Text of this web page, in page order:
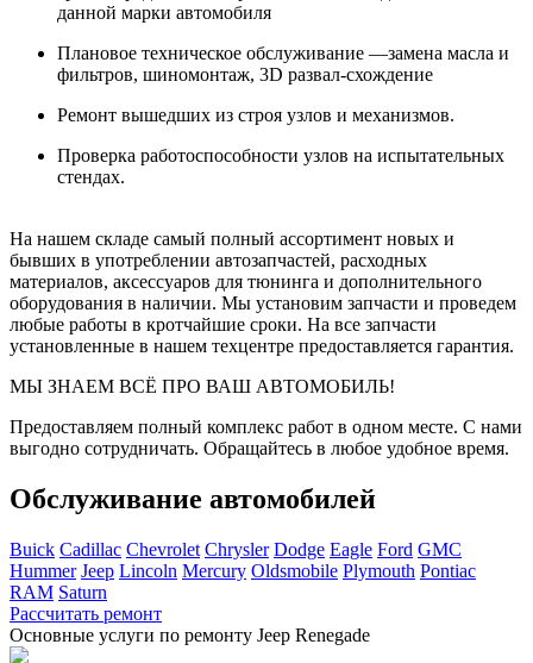
данной марки автомобиля
Плановое техническое обслуживание —замена масла и
фильтров, шиномонтаж, 3D развал-схождение
Ремонт вышедших из строя узлов и механизмов.
Проверка работоспособности узлов на испытательных
стендах.
На нашем складе самый полный ассортимент новых и
бывших в употреблении автозапчастей, расходных
материалов, аксессуаров для тюнинга и дополнительного
оборудования в наличии. Мы установим запчасти и проведем
любые работы в кротчайшие сроки. На все запчасти
установленные в нашем техцентре предоставляется гарантия.
МЫ ЗНАЕМ ВСЁ ПРО ВАШ АВТОМОБИЛЬ!
Предоставляем полный комплекс работ в одном месте. С нами
выгодно сотрудничать. Обращайтесь в любое удобное время.
Обслуживание автомобилей
Buick Cadillac Chevrolet Chrysler Dodge Eagle Ford GMC
Hummer Jeep Lincoln Mercury Oldsmobile Plymouth Pontiac
RAM Saturn
Рассчитать ремонт
Основные услуги по ремонту Jeep Renegade